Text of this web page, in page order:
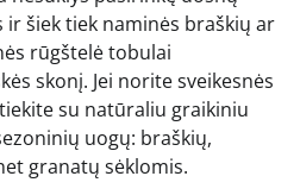
šiek tiek naminės braškių ar
rūgštelė tobulai
skonį. Jei norite sveikesnės
su natūraliu graikiniu
uogų: braškių,
granatų sėklomis.